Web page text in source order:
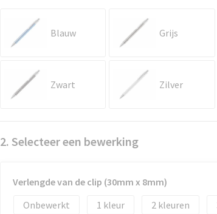
Blauw Grijs
Zwart Zilver
2. Selecteer een bewerking
Verlengde van de clip (30mm x 8mm)
Onbewerkt
1 2